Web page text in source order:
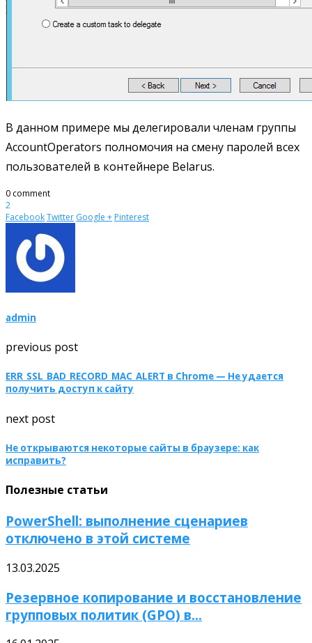
В данном примере мы делегировали членам группы
AccountOperators полномочия на смену паролей всех
пользователей в контейнере Belarus.
0 comment
2
FacebookTwitter Google + Pinterest
admin
previous post
ERR_SSL_BAD_RECORD_MAC_ALERT в Chrome — Не удается
получить доступ к сайту
next post
Не открываются некоторые сайты в браузере: как
исправить?
Полезные статьи
PowerShell: выполнение сценариев
отключено в этой системе
13.03.2025
Резервное копирование и восстановление
групповых политик (GPO) в...